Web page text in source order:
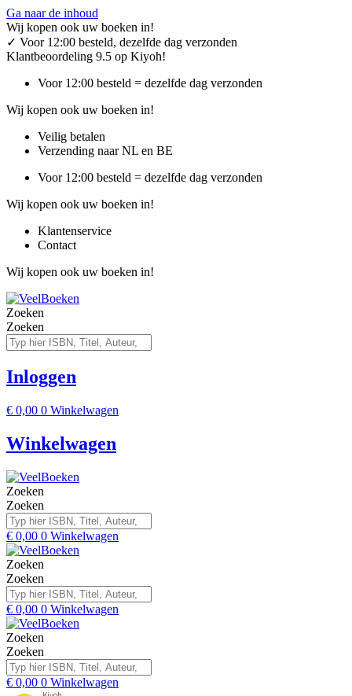
Ga naar de inhoud
Wij kopen ook uw boeken in!
✓ Voor 12:00 besteld, dezelfde dag verzonden
Klantbeoordeling 9.5 op Kiyoh!
Voor 12:00 besteld = dezelfde dag verzonden
Wij kopen ook uw boeken in!
Veilig betalen
Verzending naar NL en BE
Voor 12:00 besteld = dezelfde dag verzonden
Wij kopen ook uw boeken in!
Klantenservice
Contact
Wij kopen ook uw boeken in!
Zoeken
Zoeken
Inloggen
€ 0,00 0 Winkelwagen
Winkelwagen
Zoeken
Zoeken
€ 0,00 0 Winkelwagen
Zoeken
Zoeken
€ 0,00 0 Winkelwagen
Zoeken
Zoeken
€ 0,00 0 Winkelwagen